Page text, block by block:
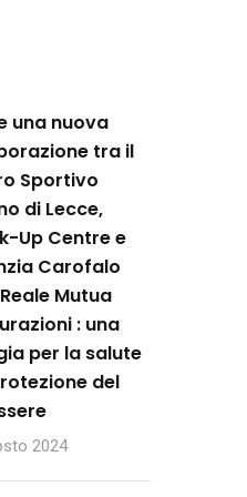
una nuova
tra il
Sportivo
di Lecce,
Up Centre e
Carofalo
Mutua
: una
per la salute
del
2024